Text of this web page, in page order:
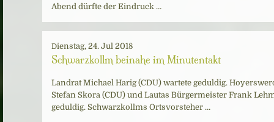
Abend dürfte der Eindruck …
Dienstag, 24. Jul 2018
Schwarzkollm beinahe im Minutentakt
Landrat Michael Harig (CDU) wartete geduldig.
Stefan Skora (CDU) und Lautas Bürgermeister Frank
geduldig. Schwarzkollms Ortsvorsteher …